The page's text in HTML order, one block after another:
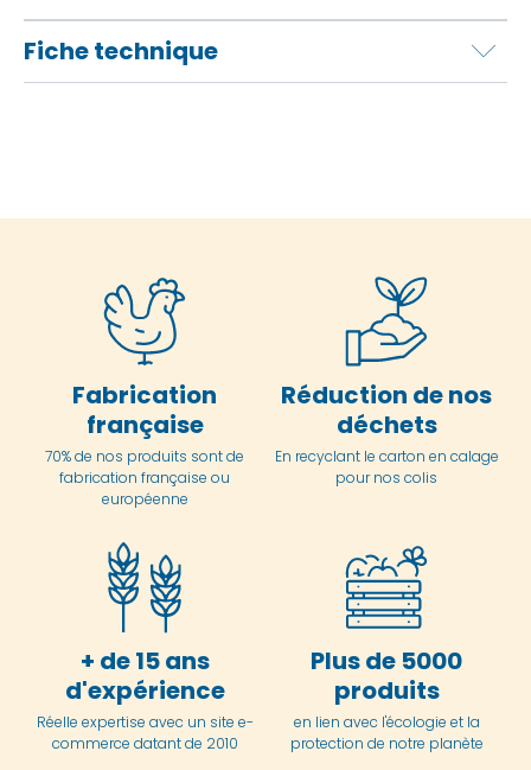
Fiche technique
Fabrication
française
70% de nos produits sont de
fabrication française ou
européenne
Réduction de nos
déchets
En recyclant le carton en calage
pour nos colis
+ de 15 ans
d'expérience
Réelle expertise avec un site e-
commerce datant de 2010
Plus de 5000
produits
en lien avec l'écologie et la
protection de notre planète